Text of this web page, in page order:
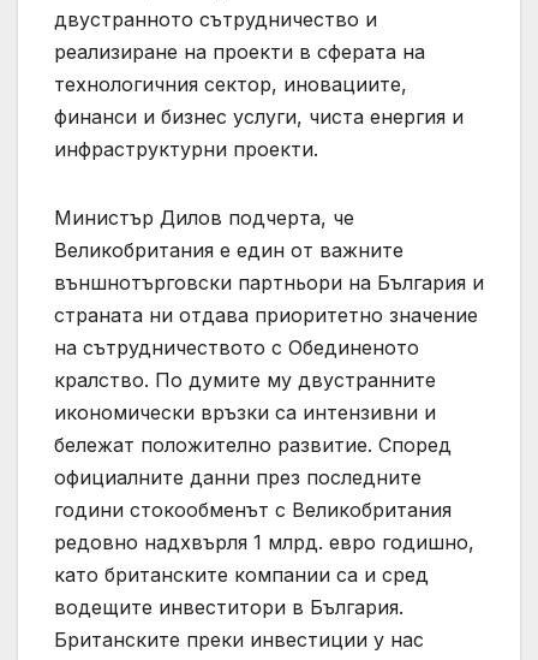
двустранното сътрудничество и
реализиране на проекти в сферата на
технологичния сектор, иновациите,
финанси и бизнес услуги, чиста енергия и
инфраструктурни проекти.
Министър Дилов подчерта, че
Великобритания е един от важните
външнотърговски партньори на България и
страната ни отдава приоритетно значение
на сътрудничеството с Обединеното
кралство. По думите му двустранните
икономически връзки са интензивни и
бележат положително развитие. Според
официалните данни през последните
години стокообменът с Великобритания
редовно надхвърля 1 млрд. евро годишно,
като британските компании са и сред
водещите инвеститори в България.
Британските преки инвестиции у нас